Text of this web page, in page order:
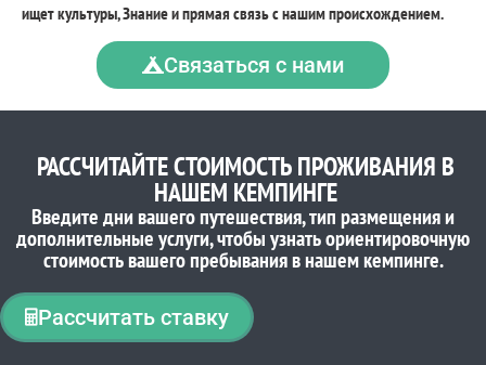
ищет культуры, Знание и прямая связь с нашим происхождением.
Связаться с нами
РАССЧИТАЙТЕ СТОИМОСТЬ ПРОЖИВАНИЯ В
НАШЕМ КЕМПИНГЕ
Введите дни вашего путешествия, тип размещения и
дополнительные услуги, чтобы узнать ориентировочную
стоимость вашего пребывания в нашем кемпинге.
Рассчитать ставку